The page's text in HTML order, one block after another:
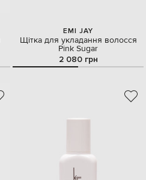
EMI JAY
Щітка для укладання волосся
Pink Sugar
2 080 грн